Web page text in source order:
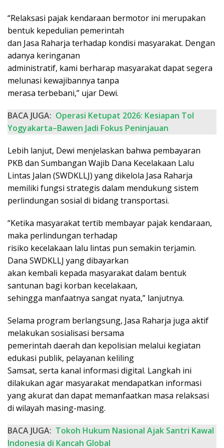
“Relaksasi pajak kendaraan bermotor ini merupakan
bentuk kepedulian pemerintah
dan Jasa Raharja terhadap kondisi masyarakat. Dengan
adanya keringanan
administratif, kami berharap masyarakat dapat segera
melunasi kewajibannya tanpa
merasa terbebani,” ujar Dewi.
BACA JUGA: Operasi Ketupat 2026: Kesiapan Tol
Yogyakarta–Bawen Jadi Fokus Peninjauan
Lebih lanjut, Dewi menjelaskan bahwa pembayaran
PKB dan Sumbangan Wajib Dana Kecelakaan Lalu
Lintas Jalan (SWDKLLJ) yang dikelola Jasa Raharja
memiliki fungsi strategis dalam mendukung sistem
perlindungan sosial di bidang transportasi.
“Ketika masyarakat tertib membayar pajak kendaraan,
maka perlindungan terhadap
risiko kecelakaan lalu lintas pun semakin terjamin.
Dana SWDKLLJ yang dibayarkan
akan kembali kepada masyarakat dalam bentuk
santunan bagi korban kecelakaan,
sehingga manfaatnya sangat nyata,” lanjutnya.
Selama program berlangsung, Jasa Raharja juga aktif
melakukan sosialisasi bersama
pemerintah daerah dan kepolisian melalui kegiatan
edukasi publik, pelayanan keliling
Samsat, serta kanal informasi digital. Langkah ini
dilakukan agar masyarakat mendapatkan informasi
yang akurat dan dapat memanfaatkan masa relaksasi
di wilayah masing-masing.
BACA JUGA: Tokoh Hukum Nasional Ajak Santri Kawal
Indonesia di Kancah Global